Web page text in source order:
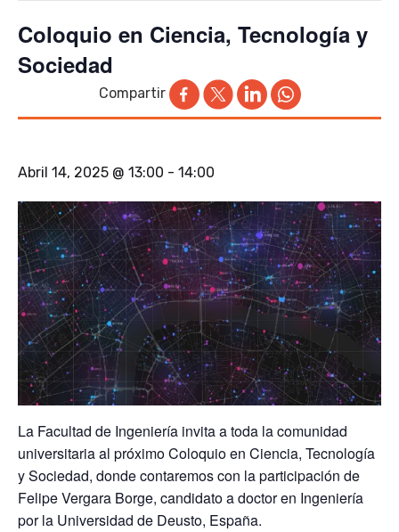
Coloquio en Ciencia, Tecnología y
Sociedad
Compartir
Abril 14, 2025 @ 13:00 - 14:00
La Facultad de Ingeniería invita a toda la comunidad
universitaria al próximo Coloquio en Ciencia, Tecnología
y Sociedad, donde contaremos con la participación de
Felipe Vergara Borge, candidato a doctor en Ingeniería
por la Universidad de Deusto, España.